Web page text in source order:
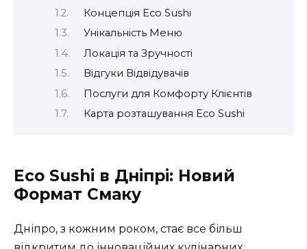
Концепція Eco Sushi
Унікальність Меню
Локація та Зручності
Відгуки Відвідувачів
Послуги для Комфорту Клієнтів
Карта розташування Eco Sushi
Eco Sushi в Дніпрі: Новий
Формат Смаку
Дніпро, з кожним роком, стає все більш